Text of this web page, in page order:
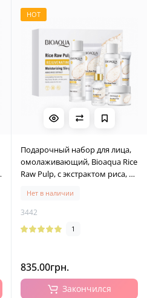
HOT
Подарочный набор для лица,
омолаживающий, Bioaqua Rice
Raw Pulp, с экстрактом риса, 6
Нет в наличии
3442
1
835.00грн.
Закончился